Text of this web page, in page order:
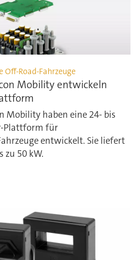
Off-Road-Fahrzeuge
Mobility entwickeln
Mobility haben eine 24- bis
Plattform für
entwickelt. Sie liefert
zu 50 kW.